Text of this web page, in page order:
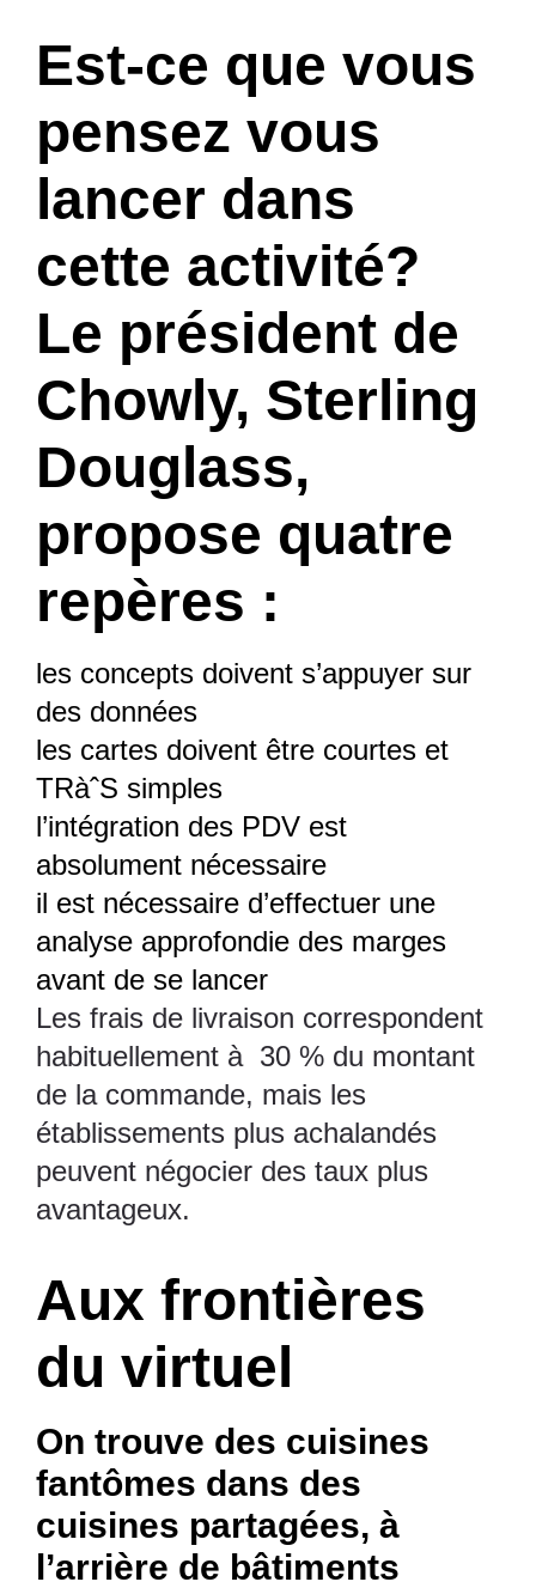
Est-ce que vous
pensez vous
lancer dans
cette activité?
Le président de
Chowly, Sterling
Douglass,
propose quatre
repères :
les concepts doivent s’appuyer sur
des données
les cartes doivent être courtes et
TRàˆS simples
l’intégration des PDV est
absolument nécessaire
il est nécessaire d’effectuer une
analyse approfondie des marges
avant de se lancer
Les frais de livraison correspondent
habituellement à 30 % du montant
de la commande, mais les
établissements plus achalandés
peuvent négocier des taux plus
avantageux.
Aux frontières
du virtuel
On trouve des cuisines
fantômes dans des
cuisines partagées, à
l’arrière de bâtiments